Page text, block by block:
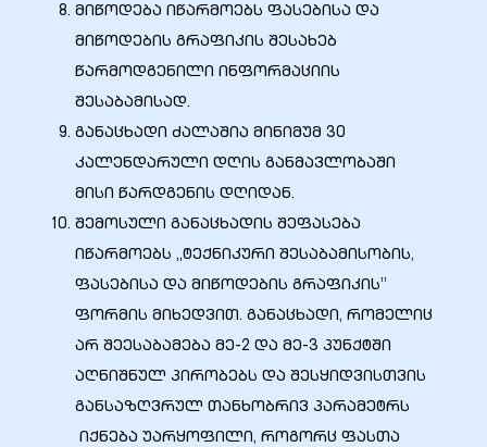
მიწოდება იწარმოებს ფასებისა და
მიწოდების გრაფიკის შესახებ
წარმოდგენილი ინფორმაციის
შესაბამისად.
განაცხადი ძალაშია მინიმუმ 30
კალენდარული დღის განმავლობაში
მისი წარდგენის დღიდან.
შემოსული განაცხადის შეფასება
იწარმოებს „ტექნიკური შესაბამისობის,
ფასებისა და მიწოდების გრაფიკის”
ფორმის მიხედვით. განაცხადი, რომელიც
არ შეესაბამება მე-2 და მე-3 პუნქტში
აღნიშნულ პირობებს და შესყიდვისთვის
განსაზღვრულ თანხობრივ პარამეტრს
იქნება უარყოფილი, როგორც ფასთა